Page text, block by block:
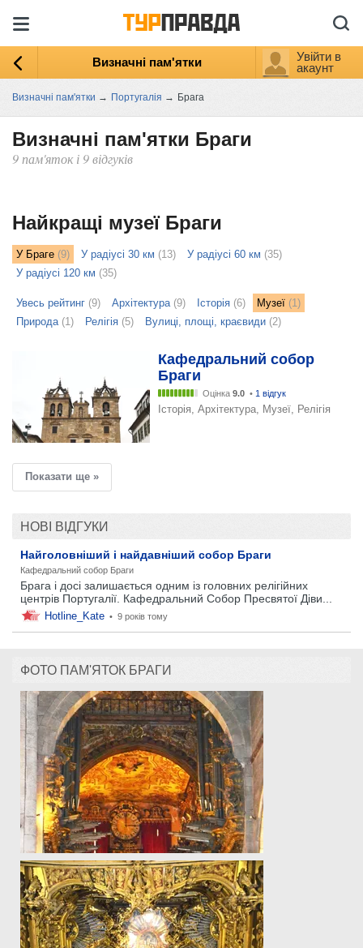
Визначні пам'ятки
Увійти в
акаунт
Визначні пам'ятки → Португалія → Брага
Визначні пам'ятки Браги
9 пам'яток і 9 відгуків
Найкращі музеї Браги
У Браге (9) У радіусі 30 км (13) У радіусі 60 км (35)
У радіусі 120 км (35)
Увесь рейтинг (9) Архітектура(9) Історія (6) Музеї (1)
Природа(1) Релігія (5) Вулиці, площі, краєвиди (2)
Кафедральний собор
Браги
Оцінка 9.0 • 1 відгук
Історія, Архітектура, Музеї, Релігія
Показати ще »
НОВІ ВІДГУКИ
Найголовніший і найдавніший собор Браги
Кафедральний собор Браги
Брага і досі залишається одним із головних релігійних
центрів Португалії. Кафедральний Собор Пресвятої Діви...
Hotline_Kate • 9 років тому
ФОТО ПАМ'ЯТОК БРАГИ